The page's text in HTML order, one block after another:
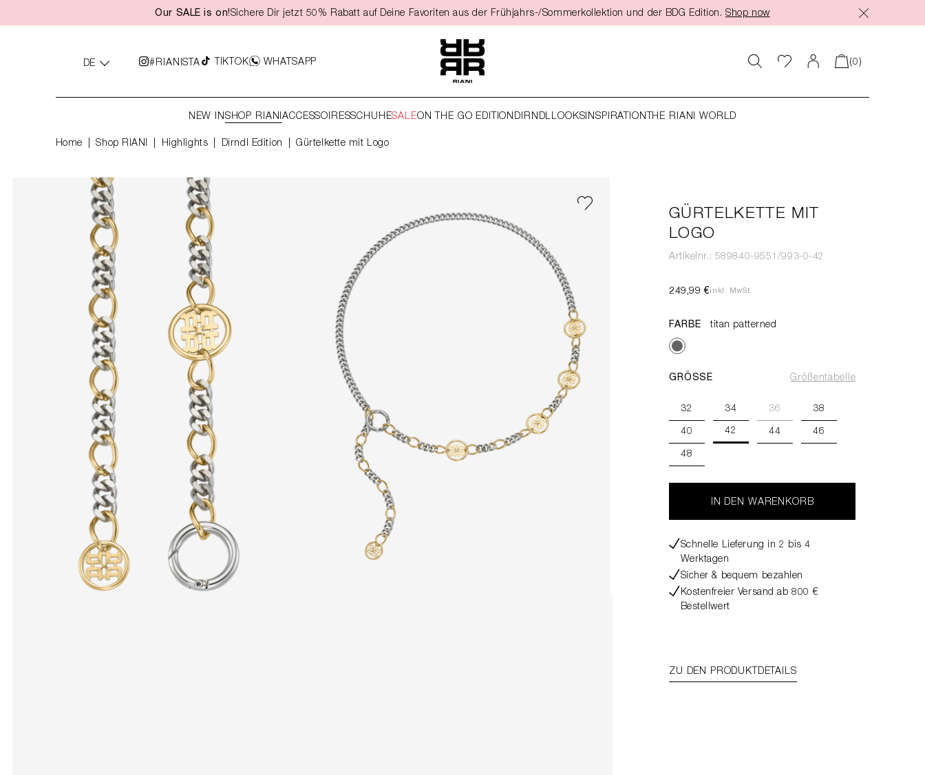
Zur Hauptnavigation springen
Our SALE is on!Sichere Dir jetzt 50% Rabatt auf Deine Favoriten aus der Frühjahrs-/Sommerkollektion und der BDG Edition. Shop now
DE #RIANISTA TIKTOK WHATSAPP (0)
NEW INSHOP RIANIACCESSOIRESSCHUHESALEON THE GO EDITION DIRNDLLOOKSINSPIRATION THE RIANI WORLD
Home Shop RIANI Highlights Dirndl Edition Gürtelkette mit Logo
GÜRTELKETTE MIT
LOGO
Artikelnr.: 589840-9551/993-0-42
249,99 €inkl. MwSt.
FARBE titan patterned
GRÖSSE Größentabelle
32 34 36 38
40 42 44 46
48
IN DEN WARENKORB
Schnelle Lieferung in 2 bis 4
Werktagen
Sicher & bequem bezahlen
Kostenfreier Versand ab 800 €
Bestellwert
ZU DEN PRODUKTDETAILS